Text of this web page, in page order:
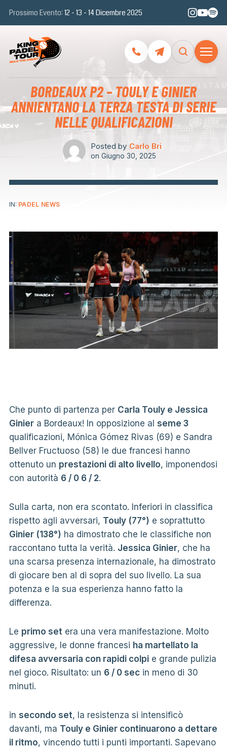
Prossimo Evento: 12 - 13 - 14 Dicembre 2025
BORDEAUX P2 – TOULY E GINIER
ANNIENTANO LA TERZA TESTA DI SERIE
NELLE QUALIFICAZIONI
Posted by Carlo Bri
on Giugno 30, 2025
IN: PADEL NEWS
Che punto di partenza per Carla Touly e Jessica
Giniera Bordeaux! In opposizione al seme 3
qualificazioni, Mónica Gómez Rivas (69) e Sandra
Bellver Fructuoso (58) le due francesi hanno
ottenuto un prestazioni di alto livello, imponendosi
con autorità 6 / 0 6 / 2.
Sulla carta, non era scontato. Inferiori in classifica
rispetto agli avversari, Touly (77°) e soprattutto
Ginier (138°) ha dimostrato che le classifiche non
raccontano tutta la verità. Jessica Ginier, che ha
una scarsa presenza internazionale, ha dimostrato
di giocare ben al di sopra del suo livello. La sua
potenza e la sua esperienza hanno fatto la
differenza.
Le primo set era una vera manifestazione. Molto
aggressive, le donne francesi ha martellato la
difesa avversaria con rapidi colpie grande pulizia
nel gioco. Risultato: un 6 / 0 secin meno di 30
minuti.
in secondo set, la resistenza si intensificò
davanti, ma Touly e Ginier continuarono a dettare
il ritmo, vincendo tutti i punti importanti. Sapevano